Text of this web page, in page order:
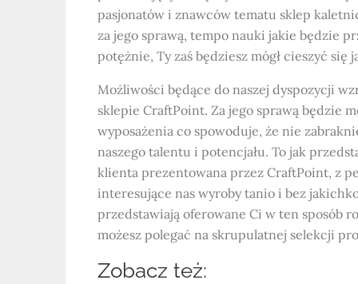
pasjonatów i znawców tematu sklep
za jego sprawą, tempo nauki jakie będzie
potężnie, Ty zaś będziesz mógł cieszyć
Możliwości będące do naszej dyspozycji
sklepie CraftPoint. Za jego sprawą będzie
wyposażenia co spowoduje, że nie
naszego talentu i potencjału. To jak
klienta prezentowana przez CraftPoint, z
interesujące nas wyroby tanio i bez
przedstawiają oferowane Ci w ten sposób
możesz polegać na skrupulatnej selekcji
Zobacz też: